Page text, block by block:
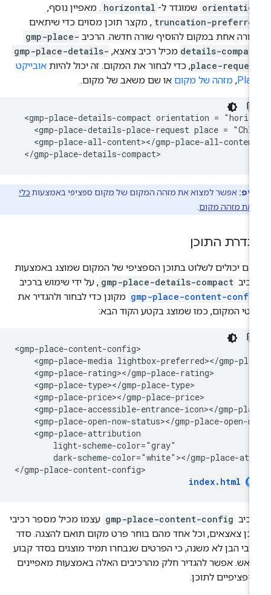
שמוגדר ל- horizontal . מאפיין נוסף,
truncation- , מקצר תוכן מסוים כדי שיתאים
אחת במקום להוסיף שורה חדשה. הרכיבgmp-place-
details-מכיל רכיב צאצא,gmp-place-details-
place-, כדי לבחור את המקום. זה יכול להיותאובייקט
,מזהה של מקוםאו שם משאב של מקום.
<gmp-place-details-compact orientation =
<gmp-place-details-place-request place =
<gmp-place-all-content></gmp-place-all-
  </gmp-place-details-compact>
אפשר למצוא את מזהה המקום של מקום ספציפי באמצעותכלי
מזהה מקום.
התוכן
יכולים לשלוט בתוכן הספציפי של המקום שמוצג באמצעות
gmp-place-details-compact , על ידי שימוש ברכיב
gmp-place-content- מקונן כדי לבחור ולהגדיר את
המקום, כמו שמוצג בקטע הקוד הבא:
<gmp-place-content-config>
<gmp-place-media lightbox-preferred></gmp-
    <gmp-place-rating></gmp-place-rating>
    <gmp-place-type></gmp-place-type>
    <gmp-place-price></gmp-place-price>
<gmp-place-accessible-entrance-icon></gmp-
<gmp-place-open-now-status></gmp-place-open-
    <gmp-place-attribution
        light-scheme-color="gray"
dark-scheme-color="white"></gmp-place-
</gmp-place-content-config>
index.html
gmp-place-content-config עצמו מכיל מספר רכיבי
צאצאים, וכל אחד מהם בוחר פרט מקום תואם להצגה. סדר
הבן לא משנה, כי הפרטים שנבחרו תמיד מוצגים בסדר קבוע
אפשר להגדיר חלק מהרכיבים האלה באמצעות מאפיינים
לתוכן.